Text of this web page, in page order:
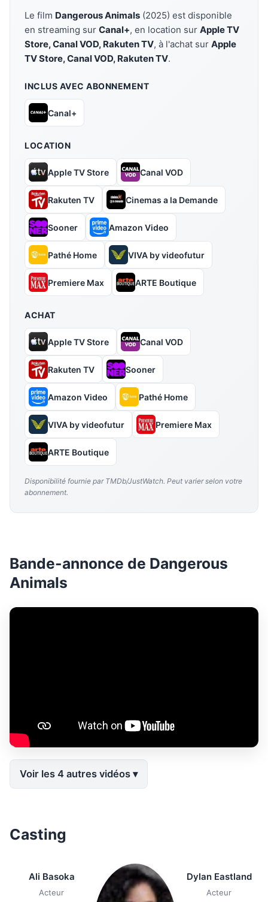
Le film Dangerous Animals (2025) est disponible
en streaming sur Canal+, en location sur Apple TV
Store, Canal VOD, Rakuten TV, à l'achat sur Apple
TV Store, Canal VOD, Rakuten TV.
INCLUS AVEC ABONNEMENT
Canal+
LOCATION
Apple TV Store Canal VOD
Rakuten TV Cinemas a la Demande
Sooner Amazon Video
Pathé Home VIVA by videofutur
Premiere Max ARTE Boutique
ACHAT
Apple TV Store Canal VOD
Rakuten TV Sooner
Amazon Video Pathé Home
VIVA by videofutur Premiere Max
ARTE Boutique
Disponibilité fournie par TMDb/JustWatch. Peut varier selon votre
abonnement.
Bande-annonce de Dangerous
Animals
Voir les 4 autres vidéos
Casting
Ali Basoka
Acteur
Dylan Eastland
Acteur